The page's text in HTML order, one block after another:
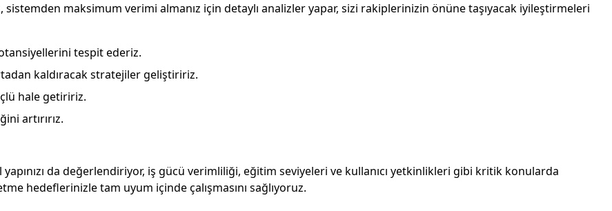
maksimum verimi almanız için detaylı analizler yapar, sizi rakiplerinizin önüne taşıyacak iyileştirmeleri
tespit ederiz.
kaldıracak stratejiler geliştiririz.
hale getiririz.
artırırız.
da değerlendiriyor, iş gücü verimliliği, eğitim seviyeleri ve kullanıcı yetkinlikleri gibi kritik konularda
hedeflerinizle tam uyum içinde çalışmasını sağlıyoruz.